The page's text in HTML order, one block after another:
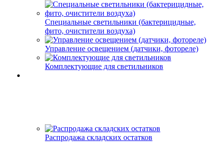
Специальные светильники (бактерицидные,
фито, очистители воздуха)
Управление освещением (датчики, фотореле)
Комплектующие для светильников
Распродажа складских остатков